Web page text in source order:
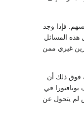
فإذا وجد
هذه المسائل
غيري ممن
فوق ذلك أن
في
لم يتحول عن